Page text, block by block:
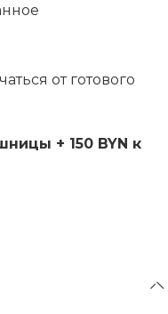
от готового
+ 150 BYN к